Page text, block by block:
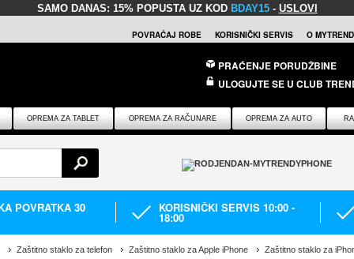
SAMO DANAS: 15% POPUSTA UZ KOD BDAY15 - USLOVI
POVRAĆAJ ROBE KORISNIČKI SERVIS O
PRAĆENJE PORUDŽBINE
ULOGUJTE SE U CLUB
OPREMA ZA TABLET OPREMA ZA RAČUNARE OPREMA ZA AUTO
POVRATKA 30 KORISNIČKI SERVIS 10:00 -
18:00
Zaštitno staklo za telefon Zaštitno staklo za Apple iPhone Zaštitno staklo za